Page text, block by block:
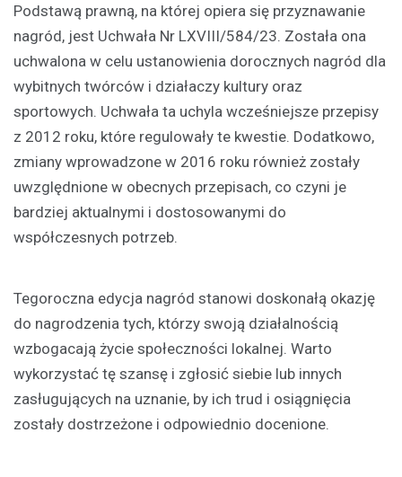
Podstawą prawną, na której opiera się przyznawanie
nagród, jest Uchwała Nr LXVIII/584/23. Została ona
uchwalona w celu ustanowienia dorocznych nagród dla
wybitnych twórców i działaczy kultury oraz
sportowych. Uchwała ta uchyla wcześniejsze przepisy
z 2012 roku, które regulowały te kwestie. Dodatkowo,
zmiany wprowadzone w 2016 roku również zostały
uwzględnione w obecnych przepisach, co czyni je
bardziej aktualnymi i dostosowanymi do
współczesnych potrzeb.
Tegoroczna edycja nagród stanowi doskonałą okazję
do nagrodzenia tych, którzy swoją działalnością
wzbogacają życie społeczności lokalnej. Warto
wykorzystać tę szansę i zgłosić siebie lub innych
zasługujących na uznanie, by ich trud i osiągnięcia
zostały dostrzeżone i odpowiednio docenione.